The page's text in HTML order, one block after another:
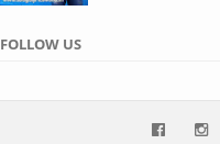
FOLLOW US